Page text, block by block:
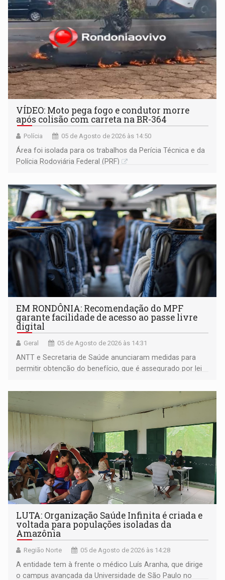
VÍDEO: Moto pega fogo e condutor morre
após colisão com carreta na BR-364
Polícia 05 de Agosto de 2026 às 14:50
Área foi isolada para os trabalhos da Perícia Técnica e da
Polícia Rodoviária Federal (PRF)
EM RONDÔNIA: Recomendação do MPF
garante facilidade de acesso ao passe livre
digital
Geral 05 de Agosto de 2026 às 14:31
ANTT e Secretaria de Saúde anunciaram medidas para
permitir obtenção do benefício, que é assegurado por lei
LUTA: Organização Saúde Infinita é criada e
voltada para populações isoladas da
Amazônia
Região Norte 05 de Agosto de 2026 às 14:28
A entidade tem à frente o médico Luís Aranha, que dirige
o campus avançada da Universidade de São Paulo no